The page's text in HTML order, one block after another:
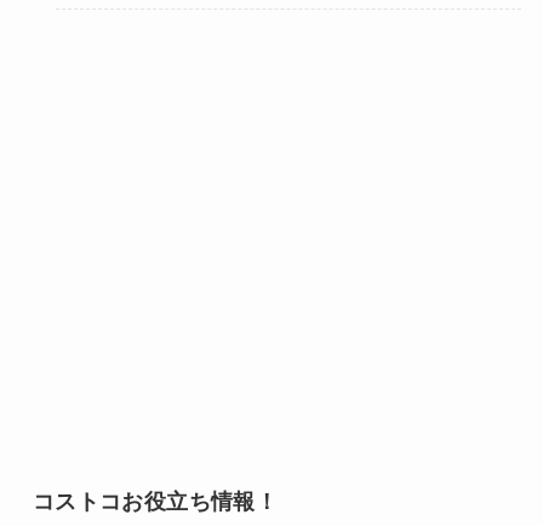
コストコお役立ち情報！